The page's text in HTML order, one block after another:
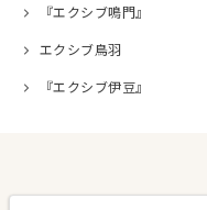
『エクシブ鳴門』
エクシブ鳥羽
『エクシブ伊豆』